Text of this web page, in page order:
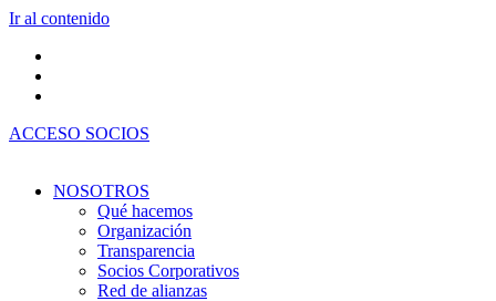
Ir al contenido
ACCESO SOCIOS
NOSOTROS
Qué hacemos
Organización
Transparencia
Socios Corporativos
Red de alianzas